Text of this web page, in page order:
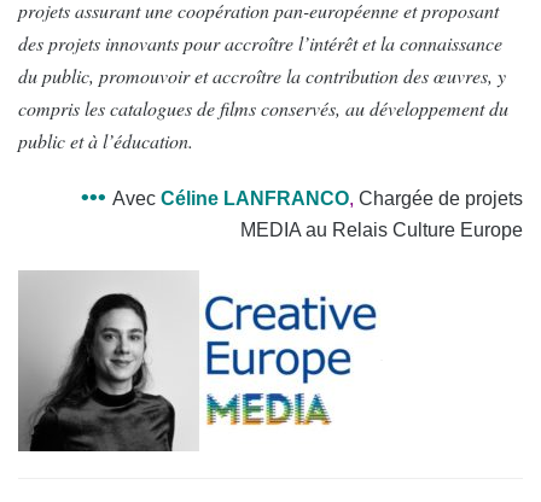
projets assurant une coopération pan-européenne et proposant
des projets innovants pour accroître l’intérêt et la connaissance
du public, promouvoir et accroître la contribution des œuvres, y
compris les catalogues de films conservés, au développement du
public et à l’éducation.
••• Avec Céline LANFRANCO, Chargée de projets
MEDIA au Relais Culture Europe